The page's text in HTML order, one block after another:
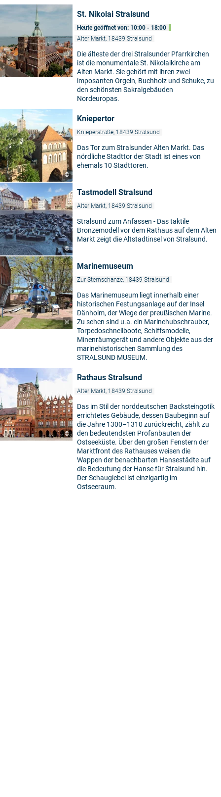
©
St. Nikolai Stralsund
Heute geöffnet von: 10:00 - 18:00
Alter Markt, 18439 Stralsund
Die älteste der drei Stralsunder Pfarrkirchen
ist die monumentale St. Nikolaikirche am
Alten Markt. Sie gehört mit ihren zwei
imposanten Orgeln, Buchholz und Schuke, zu
den schönsten Sakralgebäuden
Nordeuropas.
©
Kniepertor
Knieperstraße, 18439 Stralsund
Das Tor zum Stralsunder Alten Markt. Das
nördliche Stadttor der Stadt ist eines von
ehemals 10 Stadttoren.
©
Tastmodell Stralsund
Alter Markt, 18439 Stralsund
Stralsund zum Anfassen - Das taktile
Bronzemodell vor dem Rathaus auf dem Alten
Markt zeigt die Altstadtinsel von Stralsund.
©
Marinemuseum
Zur Sternschanze, 18439 Stralsund
Das Marinemuseum liegt innerhalb einer
historischen Festungsanlage auf der Insel
Dänholm, der Wiege der preußischen Marine.
Zu sehen sind u.a. ein Marinehubschrauber,
Torpedoschnellboote, Schiffsmodelle,
Minenräumgerät und andere Objekte aus der
marinehistorischen Sammlung des
STRALSUND MUSEUM.
©
Rathaus Stralsund
Alter Markt, 18439 Stralsund
Das im Stil der norddeutschen Backsteingotik
errichtetes Gebäude, dessen Baubeginn auf
die Jahre 1300–1310 zurückreicht, zählt zu
den bedeutendsten Profanbauten der
Ostseeküste. Über den großen Fenstern der
Marktfront des Rathauses weisen die
Wappen der benachbarten Hansestädte auf
die Bedeutung der Hanse für Stralsund hin.
Der Schaugiebel ist einzigartig im
Ostseeraum.